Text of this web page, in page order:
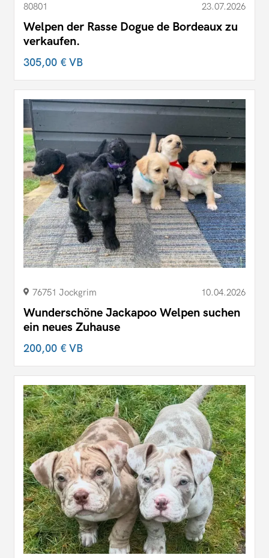
80801 23.07.2026
Welpen der Rasse Dogue de Bordeaux zu
verkaufen.
305,00 €VB
76751 Jockgrim 10.04.2026
Wunderschöne Jackapoo Welpen suchen
ein neues Zuhause
200,00 €VB